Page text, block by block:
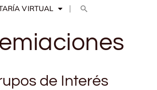
VIRTUAL
de Interés